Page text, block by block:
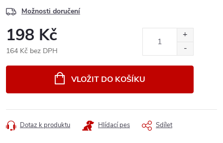
Možnosti doručení
198 Kč
164 Kč bez DPH
VLOŽIT DO KOŠÍKU
Dotaz k produktu Hlídací pes Sdílet